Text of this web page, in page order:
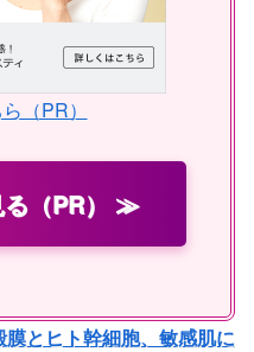
（PR）
る（PR） ≫
膜とヒト幹細胞、敏感肌に